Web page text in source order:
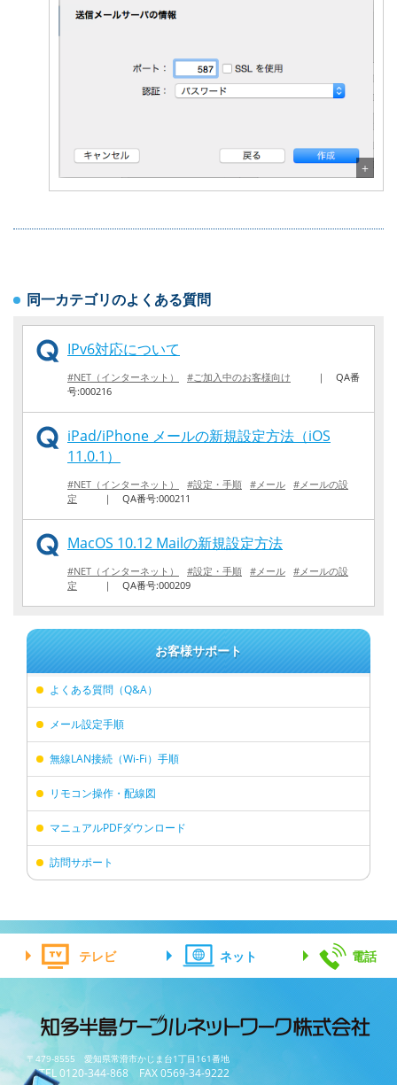
同一カテゴリのよくある質問
IPv6対応について
#NET（インターネット） #ご加入中のお客様向け ｜ QA番
号:000216
iPad/iPhone メールの新規設定方法（iOS
11.0.1）
#NET（インターネット） #設定・手順 #メール #メールの設
定 ｜ QA番号:000211
MacOS 10.12 Mailの新規設定方法
#NET（インターネット） #設定・手順 #メール #メールの設
定 ｜ QA番号:000209
お客様サポート
よくある質問（Q&A）
メール設定手順
無線LAN接続（Wi-Fi）手順
リモコン操作・配線図
マニュアルPDFダウンロード
訪問サポート
テレビ ネット 電話
〒479-8555 愛知県常滑市かじま台1丁目161番地
TEL 0120-344-868 FAX 0569-34-9222